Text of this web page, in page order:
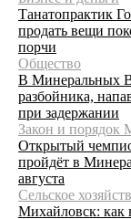
Танатопрактик
продать вещи
порчи
Общество
В Минеральных
разбойника,
при задержании
Закон и порядок
Открытый
пройдёт в
августа
Сельское
Михайловск: как